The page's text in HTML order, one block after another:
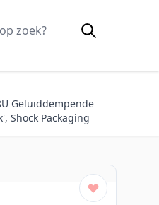
Geluiddempende
Shock Packaging